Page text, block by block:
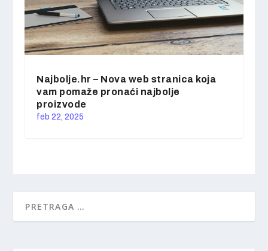
Najbolje.hr – Nova web stranica koja
vam pomaže pronaći najbolje
proizvode
feb 22, 2025